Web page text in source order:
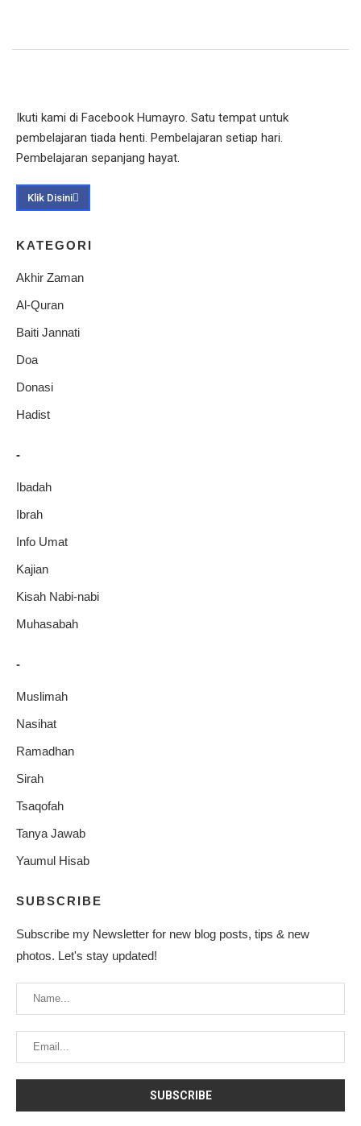
Ikuti kami di Facebook Humayro. Satu tempat untuk
pembelajaran tiada henti. Pembelajaran setiap hari.
Pembelajaran sepanjang hayat.
Klik Disini
KATEGORI
Akhir Zaman
Al-Quran
Baiti Jannati
Doa
Donasi
Hadist
-
Ibadah
Ibrah
Info Umat
Kajian
Kisah Nabi-nabi
Muhasabah
-
Muslimah
Nasihat
Ramadhan
Sirah
Tsaqofah
Tanya Jawab
Yaumul Hisab
SUBSCRIBE
Subscribe my Newsletter for new blog posts, tips & new
photos. Let's stay updated!